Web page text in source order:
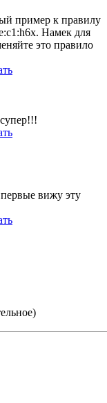
пример к правилу
Намек для
это правило
вижу эту